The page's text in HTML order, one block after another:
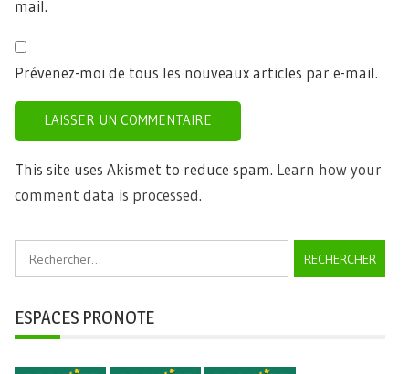
mail.
Prévenez-moi de tous les nouveaux articles par e-mail.
This site uses Akismet to reduce spam. Learn how your
comment data is processed.
Rechercher :
ESPACES PRONOTE